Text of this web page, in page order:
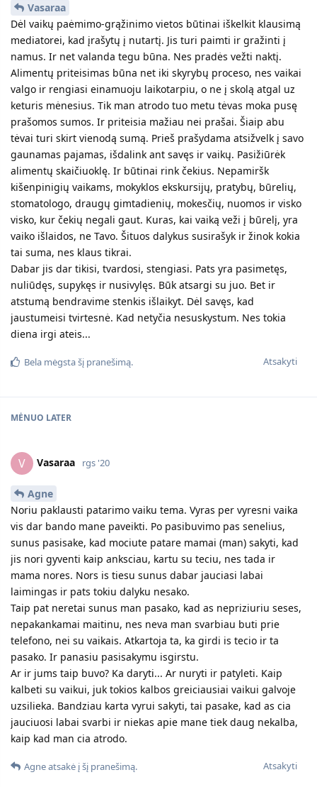
Vasaraa
Dėl vaikų paėmimo-grąžinimo vietos būtinai iškelkit klausimą
mediatorei, kad įrašytų į nutartį. Jis turi paimti ir gražinti į
namus. Ir net valanda tegu būna. Nes pradės vežti naktį.
Alimentų priteisimas būna net iki skyrybų proceso, nes vaikai
valgo ir rengiasi einamuoju laikotarpiu, o ne į skolą atgal uz
keturis mėnesius. Tik man atrodo tuo metu tėvas moka pusę
prašomos sumos. Ir priteisia mažiau nei prašai. Šiaip abu
tėvai turi skirt vienodą sumą. Prieš prašydama atsižvelk į savo
gaunamas pajamas, išdalink ant savęs ir vaikų. Pasižiūrėk
alimentų skaičiuoklę. Ir būtinai rink čekius. Nepamiršk
kišenpinigių vaikams, mokyklos ekskursijų, pratybų, būrelių,
stomatologo, draugų gimtadienių, mokesčių, nuomos ir visko
visko, kur čekių negali gaut. Kuras, kai vaiką veži į būrelį, yra
vaiko išlaidos, ne Tavo. Šituos dalykus susirašyk ir žinok kokia
tai suma, nes klaus tikrai.
Dabar jis dar tikisi, tvardosi, stengiasi. Pats yra pasimetęs,
nuliūdęs, supykęs ir nusivylęs. Būk atsargi su juo. Bet ir
atstumą bendravime stenkis išlaikyt. Dėl savęs, kad
jaustumeisi tvirtesnė. Kad netyčia nesuskystum. Nes tokia
diena irgi ateis...
Atsakyti
Bela mėgsta šį pranešimą.
MĖNUO LATER
V Vasaraa rgs '20
Agne
Noriu paklausti patarimo vaiku tema. Vyras per vyresni vaika
vis dar bando mane paveikti. Po pasibuvimo pas senelius,
sunus pasisake, kad mociute patare mamai (man) sakyti, kad
jis nori gyventi kaip anksciau, kartu su teciu, nes tada ir
mama nores. Nors is tiesu sunus dabar jauciasi labai
laimingas ir pats tokiu dalyku nesako.
Taip pat neretai sunus man pasako, kad as nepriziuriu seses,
nepakankamai maitinu, nes neva man svarbiau buti prie
telefono, nei su vaikais. Atkartoja ta, ka girdi is tecio ir ta
pasako. Ir panasiu pasisakymu isgirstu.
Ar ir jums taip buvo? Ka daryti... Ar nuryti ir patyleti. Kaip
kalbeti su vaikui, juk tokios kalbos greiciausiai vaikui galvoje
uzsilieka. Bandziau karta vyrui sakyti, tai pasake, kad as cia
jauciuosi labai svarbi ir niekas apie mane tiek daug nekalba,
kaip kad man cia atrodo.
Atsakyti
Agneatsakė į šį pranešimą.